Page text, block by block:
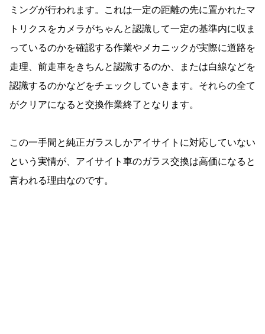
ミングが行われます。これは一定の距離の先に置かれたマ
トリクスをカメラがちゃんと認識して一定の基準内に収ま
っているのかを確認する作業やメカニックが実際に道路を
走理、前走車をきちんと認識するのか、または白線などを
認識するのかなどをチェックしていきます。それらの全て
がクリアになると交換作業終了となります。
この一手間と純正ガラスしかアイサイトに対応していない
という実情が、アイサイト車のガラス交換は高価になると
言われる理由なのです。